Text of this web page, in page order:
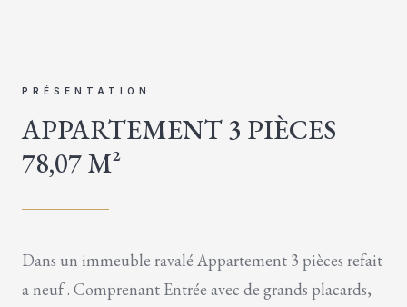
PRÉSENTATION
APPARTEMENT 3 PIÈCES
78,07 M²
Dans un immeuble ravalé Appartement 3 pièces refait
a neuf . Comprenant Entrée avec de grands placards,